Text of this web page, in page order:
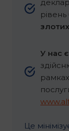
злотих
У нас
Це